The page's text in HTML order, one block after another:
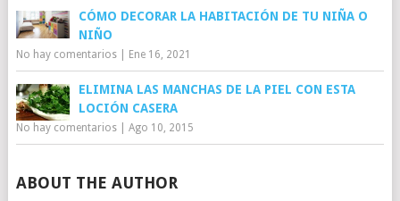
CÓMO DECORAR LA HABITACIÓN DE TU NIÑA O
NIÑO
No hay comentarios| Ene 16, 2021
ELIMINA LAS MANCHAS DE LA PIEL CON ESTA
LOCIÓN CASERA
No hay comentarios| Ago 10, 2015
ABOUT THE AUTHOR